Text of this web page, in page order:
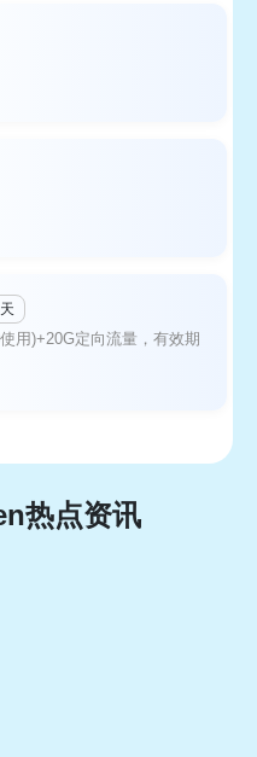
用)+20G定向流量，有效期
热点资讯